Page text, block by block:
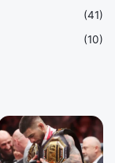
(41)
(10)